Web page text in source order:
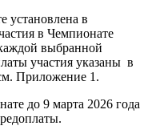
установлена в
в Чемпионате
выбранной
участия указаны в
Приложение 1.
до 9 марта 2026 года